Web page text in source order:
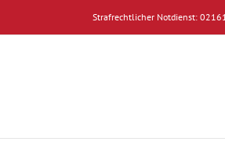
springen
Strafrechtlicher Notdienst: